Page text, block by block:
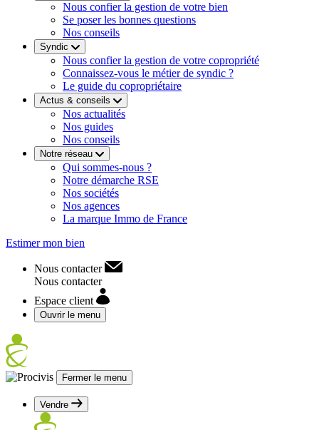
Nous confier la gestion de votre bien
Se poser les bonnes questions
Nos conseils
Syndic
Nous confier la gestion de votre copropriété
Connaissez-vous le métier de syndic ?
Le guide du copropriétaire
Actus & conseils
Nos actualités
Nos guides
Nos conseils
Notre réseau
Qui sommes-nous ?
Notre démarche RSE
Nos sociétés
Nos agences
La marque Immo de France
Estimer mon bien
Nous contacter
Nous contacter
Espace client
Ouvrir le menu
Fermer le menu
Vendre